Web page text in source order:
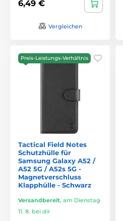
6,49 €
Vergleichen
Preis-Leistungs-Verhältnis
Tactical Field Notes
Schutzhülle für
Samsung Galaxy A52 /
A52 5G / A52s 5G -
Magnetverschluss
Klapphülle - Schwarz
Versandbereit, am Dienstag
11. 8. bei dir